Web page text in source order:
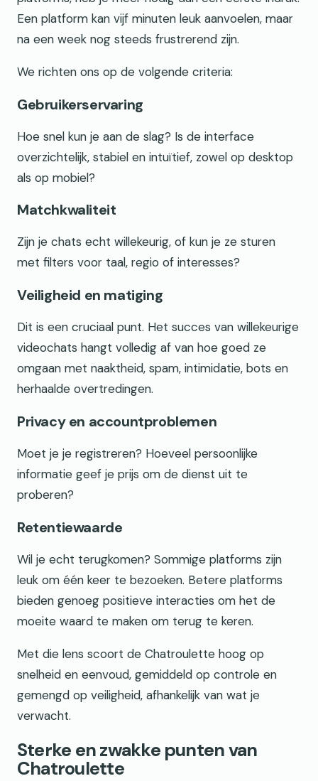
Een platform kan vijf minuten leuk aanvoelen, maar
na een week nog steeds frustrerend zijn.
We richten ons op de volgende criteria:
Gebruikerservaring
Hoe snel kun je aan de slag? Is de interface
overzichtelijk, stabiel en intuïtief, zowel op desktop
als op mobiel?
Matchkwaliteit
Zijn je chats echt willekeurig, of kun je ze sturen
met filters voor taal, regio of interesses?
Veiligheid en matiging
Dit is een cruciaal punt. Het succes van willekeurige
videochats hangt volledig af van hoe goed ze
omgaan met naaktheid, spam, intimidatie, bots en
herhaalde overtredingen.
Privacy en accountproblemen
Moet je je registreren? Hoeveel persoonlijke
informatie geef je prijs om de dienst uit te
proberen?
Retentiewaarde
Wil je echt terugkomen? Sommige platforms zijn
leuk om één keer te bezoeken. Betere platforms
bieden genoeg positieve interacties om het de
moeite waard te maken om terug te keren.
Met die lens scoort de Chatroulette hoog op
snelheid en eenvoud, gemiddeld op controle en
gemengd op veiligheid, afhankelijk van wat je
verwacht.
Sterke en zwakke punten van
Chatroulette